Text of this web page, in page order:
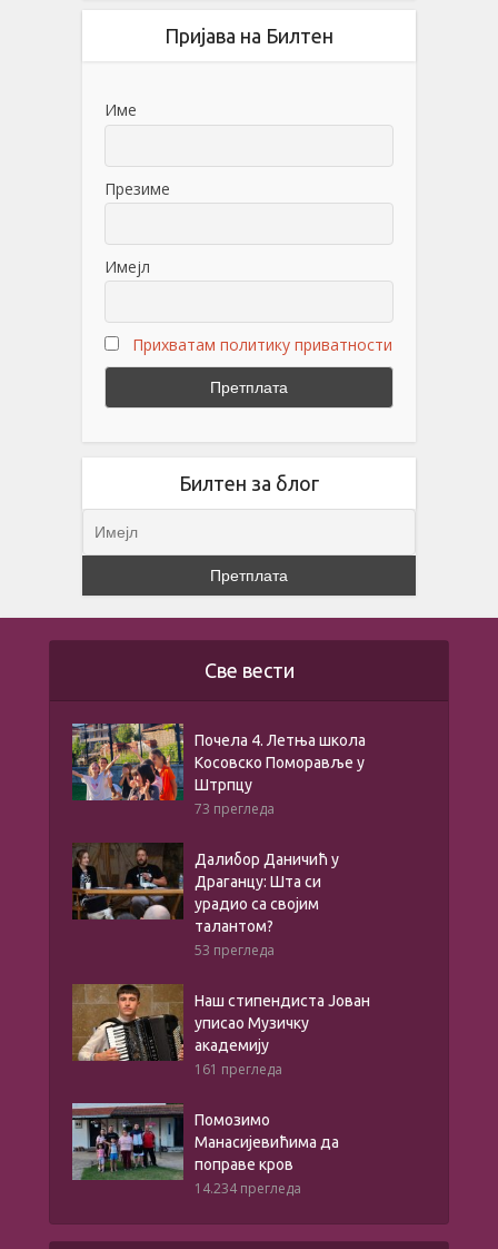
Пријава на Билтен
Име
Презиме
Имејл
Прихватам политику приватности
Билтен за блог
Све вести
Почела 4. Летња школа
Косовско Поморавље у
Штрпцу
73 прегледа
Далибор Даничић у
Драганцу: Шта си
урадио са својим
талантом?
53 прегледа
Наш стипендиста Јован
уписао Музичку
академију
161 прегледа
Помозимо
Манасијевићима да
поправе кров
14.234 прегледа